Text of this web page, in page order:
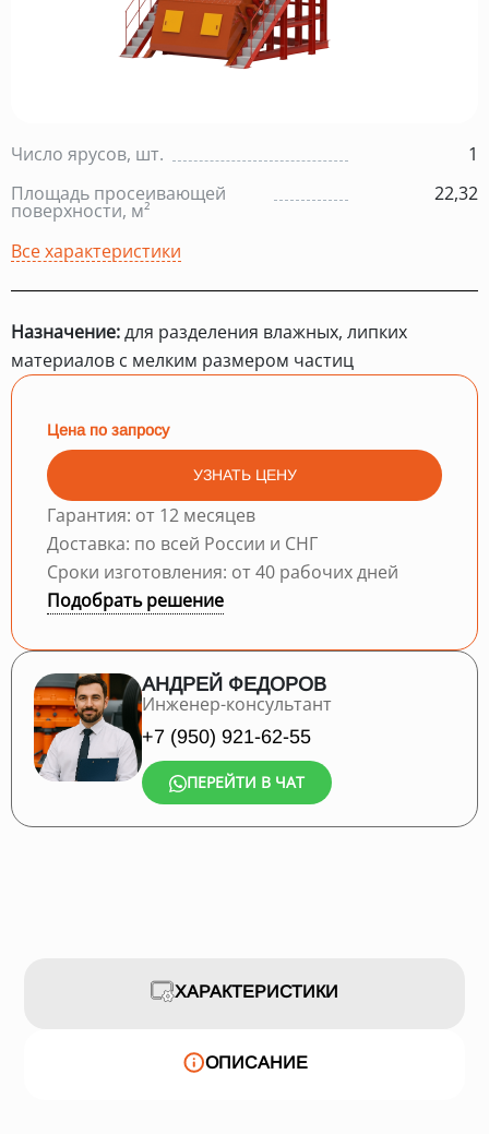
Число ярусов, шт.
1
Площадь просеивающей
поверхности, м²
22,32
Все характеристики
Назначение:для разделения влажных, липких
материалов с мелким размером частиц
Цена по запросу
УЗНАТЬ ЦЕНУ
Гарантия: от 12 месяцев
Доставка: по всей России и СНГ
Сроки изготовления: от 40 рабочих дней
Подобрать решение
АНДРЕЙ ФЕДОРОВ
Инженер-консультант
+7 (950) 921-62-55
ПЕРЕЙТИ В ЧАТ
ХАРАКТЕРИСТИКИ
ОПИСАНИЕ